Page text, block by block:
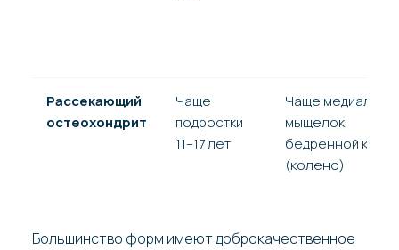
Рассекающий
остеохондрит
Чаще
подростки
11–17 лет
Чаще
мыщелок
бедренной кости
(колено)
Большинство форм имеют доброкачественное